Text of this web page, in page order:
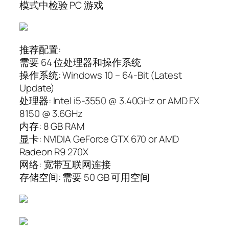
模式中检验 PC 游戏
推荐配置:
需要 64 位处理器和操作系统
操作系统: Windows 10 – 64-Bit (Latest
Update)
处理器: Intel i5-3550 @ 3.40GHz or AMD FX
8150 @ 3.6GHz
内存: 8 GB RAM
显卡: NVIDIA GeForce GTX 670 or AMD
Radeon R9 270X
网络: 宽带互联网连接
存储空间: 需要 50 GB 可用空间